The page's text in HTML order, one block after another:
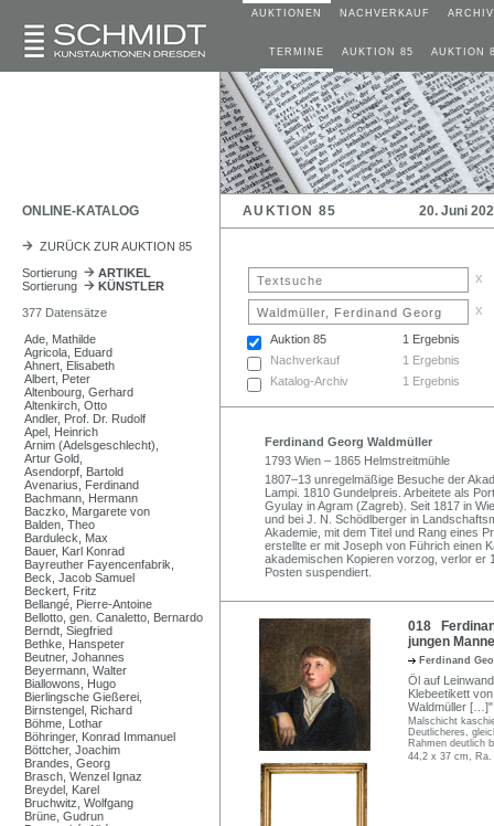
AUKTIONEN NACHVERKAUF ARCHIV
TERMINE AUKTION 85 AUKTION
ONLINE-KATALOG AUKTION 85 20. Juni
ZURÜCK ZUR AUKTION 85
Sortierung
ARTIKEL
Sortierung
KÜNSTLER
377 Datensätze
Ade, Mathilde
Agricola, Eduard
Ahnert, Elisabeth
Albert, Peter
Altenbourg, Gerhard
Altenkirch, Otto
Andler, Prof. Dr. Rudolf
Apel, Heinrich
Arnim (Adelsgeschlecht),
Artur Gold,
Asendorpf, Bartold
Avenarius, Ferdinand
Bachmann, Hermann
Baczko, Margarete von
Balden, Theo
Barduleck, Max
Bauer, Karl Konrad
Bayreuther Fayencenfabrik,
Beck, Jacob Samuel
Beckert, Fritz
Bellangé, Pierre-Antoine
Bellotto, gen. Canaletto, Bernardo
Berndt, Siegfried
Bethke, Hanspeter
Beutner, Johannes
Beyermann, Walter
Biallowons, Hugo
Bierlingsche Gießerei,
Birnstengel, Richard
Böhme, Lothar
Böhringer, Konrad Immanuel
Böttcher, Joachim
Brandes, Georg
Brasch, Wenzel Ignaz
Breydel, Karel
Bruchwitz, Wolfgang
Brüne, Gudrun
x
x
Auktion 85
1 Ergebnis
Nachverkauf
1 Ergebnis
Katalog-Archiv
1 Ergebnis
Ferdinand Georg Waldmüller
1793 Wien – 1865 Helmstreitmühle
1807–13 unregelmäßige Besuche der
Lampi. 1810 Gundelpreis. Arbeitete als
Gyulay in Agram (Zagreb). Seit 1817 in
und bei J. N. Schödlberger in
Akademie, mit dem Titel und Rang eines
erstellte er mit Joseph von Führich einen
akademischen Kopieren vorzog, verlor er
Posten suspendiert.
018
jungen
Ferdinand
Öl auf
Klebeetikett
Waldmüller
Malschicht
Deutlicheres,
Rahmen deutlich
44,2 x 37 cm,